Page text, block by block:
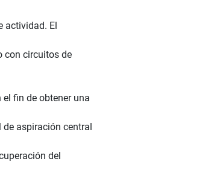
actividad. El
con circuitos de
fin de obtener una
aspiración central
del